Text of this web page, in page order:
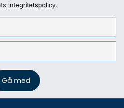
integritetspolicy.